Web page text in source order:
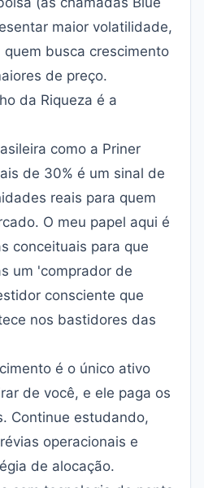
maior volatilidade,
busca crescimento
de preço.
da Riqueza é a
como a Priner
de 30% é um sinal de
reais para quem
O meu papel aqui é
conceituais para que
um 'comprador de
consciente que
nos bastidores das
é o único ativo
de você, e ele paga os
Continue estudando,
operacionais e
de alocação.